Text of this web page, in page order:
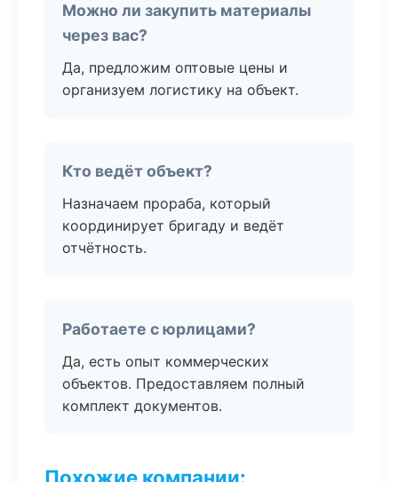
Можно ли закупить материалы
через вас?
Да, предложим оптовые цены и
организуем логистику на объект.
Кто ведёт объект?
Назначаем прораба, который
координирует бригаду и ведёт
отчётность.
Работаете с юрлицами?
Да, есть опыт коммерческих
объектов. Предоставляем полный
комплект документов.
Похожие компании: